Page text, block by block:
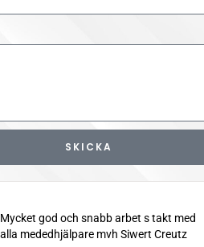
SKICKA